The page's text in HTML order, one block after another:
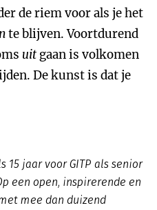
de riem voor als je het
te blijven. Voortdurend
uit gaan is volkomen
De kunst is dat je
15 jaar voor GITP als senior
een open, inspirerende en
mee dan duizend